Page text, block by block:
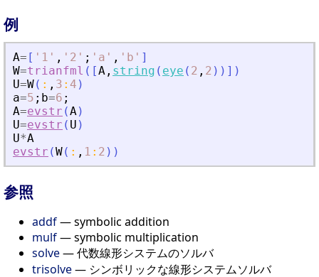
例
A= [ ' 1 ' , ' 2 ' ; ' a ' , ' b ' ]
W=trianfml ( [A , string ( eye ( 2 , 2 ) ) ] )
U=W( : , 3 : 4 )
a=5 ; b=6 ;
A=evstr (A)
U=evstr ( U )
U*A
evstr (W( : , 1 : 2 ) )
参照
addf— symbolic addition
mulf— symbolic multiplication
solve— 代数線形システムのソルバ
trisolve— シンボリックな線形システムソルバ